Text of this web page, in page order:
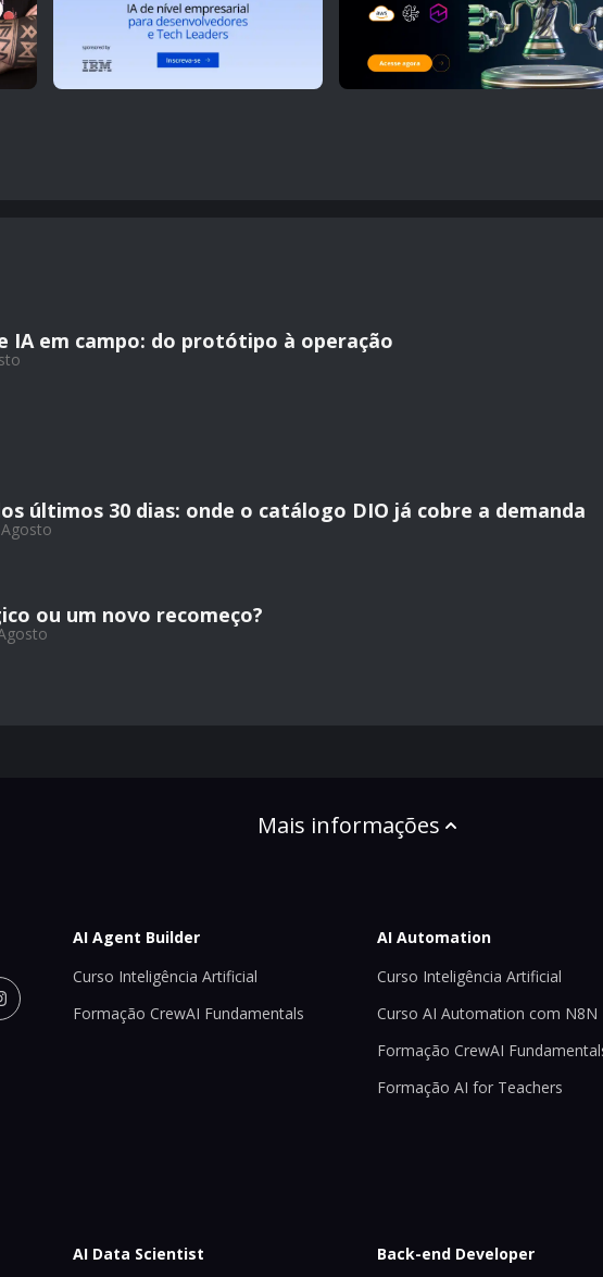
IA em campo: do protótipo à operação
últimos 30 dias: onde o catálogo DIO já cobre a demanda
ou um novo recomeço?
Mais informações
AI Agent Builder
Curso Inteligência Artificial
Formação CrewAI Fundamentals
AI Automation
Curso Inteligência Artificial
Curso AI Automation com N8N
Formação CrewAI
Formação AI for Teachers
AI Data Scientist Back-end Developer